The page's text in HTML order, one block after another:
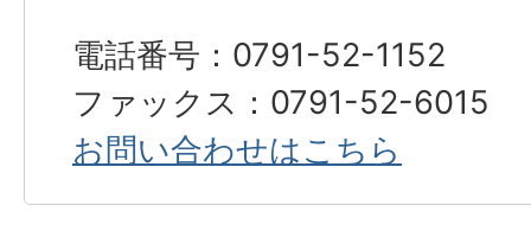
電話番号：0791-52-1152
ファックス：0791-52-6015
お問い合わせはこちら